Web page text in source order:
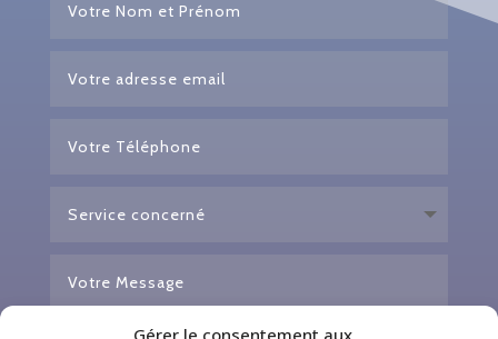
Gérer le consentement aux